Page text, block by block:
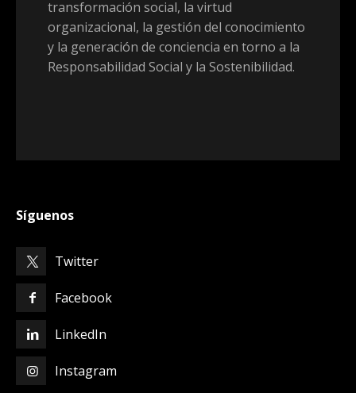
transformación social, la virtud
organizacional, la gestión del conocimiento
y la generación de conciencia en torno a la
Responsabilidad Social y la Sostenibilidad.
Síguenos
Twitter
Facebook
LinkedIn
Instagram